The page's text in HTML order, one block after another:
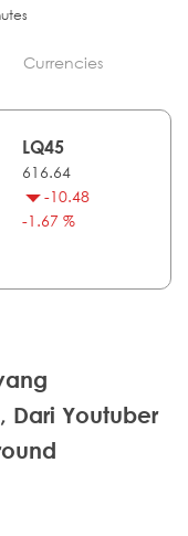
Currencies
LQ45
616.64
-10.48
-1.67 %
Dari Youtuber